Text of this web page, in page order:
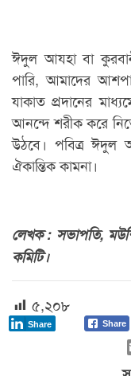
ঈদুল আযহা বা
পারি, আমাদের
যাকাত প্রদানের
আনন্দে শরীক করে
উঠবে। পবিত্র ঈদুল
ঐকান্তিক কামনা।
লেখক : সভাপতি,
কমিটি।
৫,২০৮
Share
Share